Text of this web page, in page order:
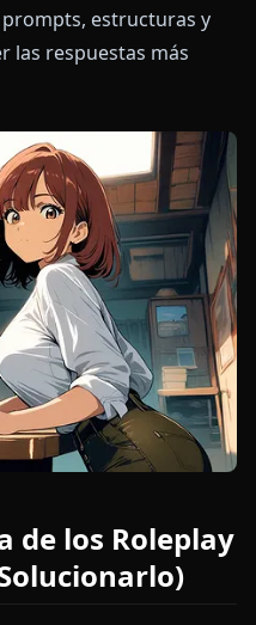
estructuras y
las respuestas más
de los Roleplay